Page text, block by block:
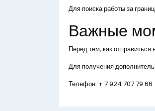
Для поиска работы за
Важные
Перед тем, как
Для получения
Телефон: + 7 924 707 79 66